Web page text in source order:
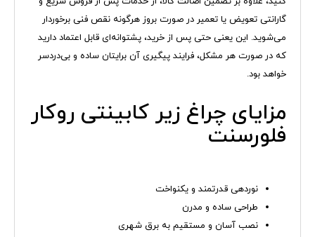
گارانتی تعویض یا تعمیر در صورت بروز هرگونه نقص فنی برخوردار
می‌شوید. این یعنی حتی پس از خرید، پشتوانه‌ای قابل اعتماد دارید
که در صورت هر مشکل، فرایند پیگیری آن برایتان ساده و بی‌دردسر
خواهد بود.
مزایای چراغ زیر کابینتی روکار
فلورسنت
نوردهی قدرتمند و یکنواخت
طراحی ساده و مدرن
نصب آسان و مستقیم به برق شهری